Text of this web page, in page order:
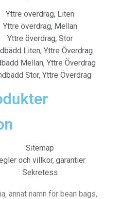
Yttre överdrag, Liten
Yttre överdrag, Mellan
Yttre överdrag, Stor
Liten, Yttre Överdrag
Mellan, Yttre Överdrag
Stor, Yttre Överdrag
Sitemap
och villkor, garantier
Sekretess
annat namn för bean bags,